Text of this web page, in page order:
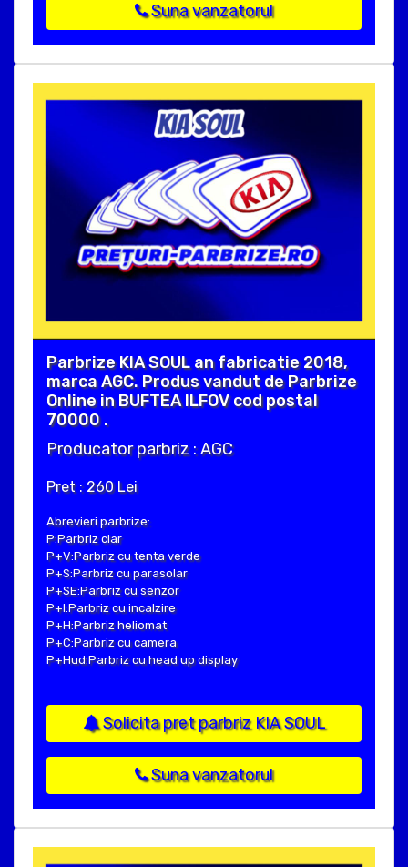
Suna vanzatorul
Parbrize KIA SOUL an fabricatie 2018,
marca AGC. Produs vandut de Parbrize
Online in BUFTEA ILFOV cod postal
70000 .
Producator parbriz : AGC
Pret : 260 Lei
Abrevieri parbrize:
P:Parbriz clar
P+V:Parbriz cu tenta verde
P+S:Parbriz cu parasolar
P+SE:Parbriz cu senzor
P+I:Parbriz cu incalzire
P+H:Parbriz heliomat
P+C:Parbriz cu camera
P+Hud:Parbriz cu head up display
Solicita pret parbriz KIA SOUL
Suna vanzatorul